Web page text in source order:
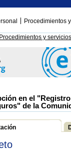
Procedimientos
Procedimientos y servicios
en el
de la